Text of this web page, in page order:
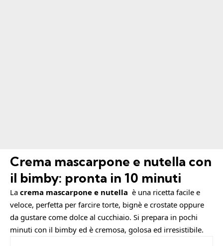
Crema mascarpone e nutella con
il bimby: pronta in 10 minuti
La crema mascarpone e nutella è una ricetta facile e
veloce, perfetta per farcire torte, bignè e crostate oppure
da gustare come dolce al cucchiaio. Si prepara in pochi
minuti con il bimby ed è cremosa, golosa ed irresistibile.